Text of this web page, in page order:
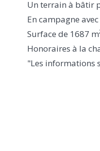
Un terrain à bâtir
En campagne
Surface de 1687
Honoraires à la
"Les informations